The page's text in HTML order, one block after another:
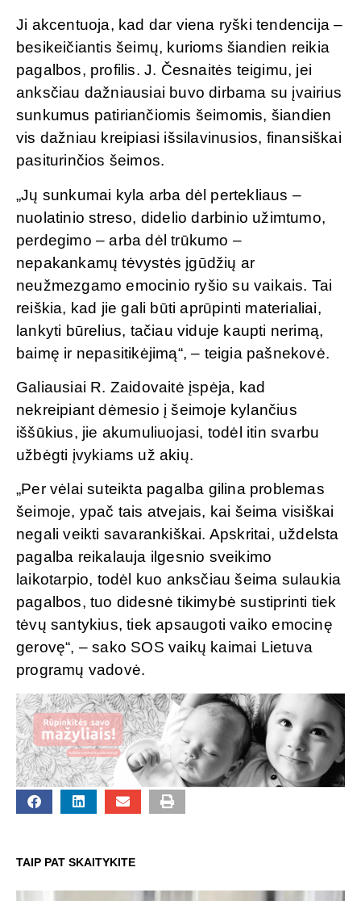
Ji akcentuoja, kad dar viena ryški tendencija –
besikeičiantis šeimų, kurioms šiandien reikia
pagalbos, profilis. J. Česnaitės teigimu, jei
anksčiau dažniausiai buvo dirbama su įvairius
sunkumus patiriančiomis šeimomis, šiandien
vis dažniau kreipiasi išsilavinusios, finansiškai
pasiturinčios šeimos.
„Jų sunkumai kyla arba dėl pertekliaus –
nuolatinio streso, didelio darbinio užimtumo,
perdegimo – arba dėl trūkumo –
nepakankamų tėvystės įgūdžių ar
neužmezgamo emocinio ryšio su vaikais. Tai
reiškia, kad jie gali būti aprūpinti materialiai,
lankyti būrelius, tačiau viduje kaupti nerimą,
baimę ir nepasitikėjimą“, – teigia pašnekovė.
Galiausiai R. Zaidovaitė įspėja, kad
nekreipiant dėmesio į šeimoje kylančius
iššūkius, jie akumuliuojasi, todėl itin svarbu
užbėgti įvykiams už akių.
„Per vėlai suteikta pagalba gilina problemas
šeimoje, ypač tais atvejais, kai šeima visiškai
negali veikti savarankiškai. Apskritai, uždelsta
pagalba reikalauja ilgesnio sveikimo
laikotarpio, todėl kuo anksčiau šeima sulaukia
pagalbos, tuo didesnė tikimybė sustiprinti tiek
tėvų santykius, tiek apsaugoti vaiko emocinę
gerovę“, – sako SOS vaikų kaimai Lietuva
programų vadovė.
TAIP PAT SKAITYKITE